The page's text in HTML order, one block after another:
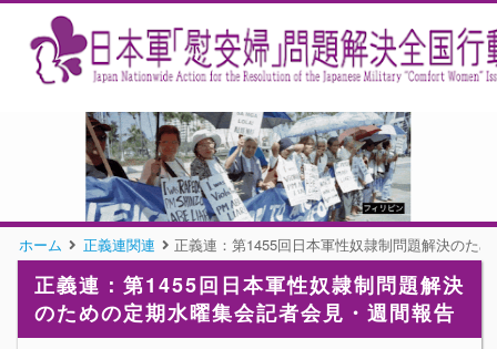
ホーム 正義連関連 正義連：第1455回日本軍性奴隷制問題解決のた
正義連：第1455回日本軍性奴隷制問題解決
のための定期水曜集会記者会見・週間報告